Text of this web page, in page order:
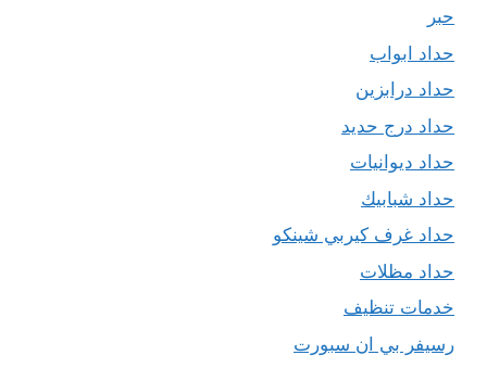
حبر
حداد ابواب
حداد درابزين
حداد درج حديد
حداد ديوانيات
حداد شبابيك
حداد غرف كيربي شينكو
حداد مظلات
خدمات تنظيف
رسيفر بي ان سبورت